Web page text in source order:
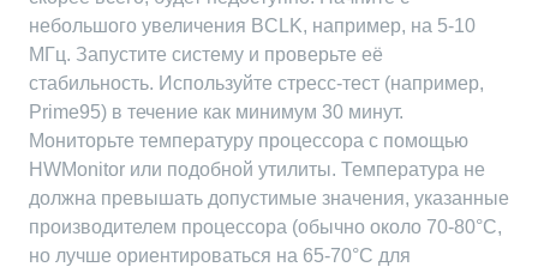
небольшого увеличения BCLK, например, на 5-10
МГц. Запустите систему и проверьте её
стабильность. Используйте стресс-тест (например,
Prime95) в течение как минимум 30 минут.
Мониторьте температуру процессора с помощью
HWMonitor или подобной утилиты. Температура не
должна превышать допустимые значения, указанные
производителем процессора (обычно около 70-80°C,
но лучше ориентироваться на 65-70°C для